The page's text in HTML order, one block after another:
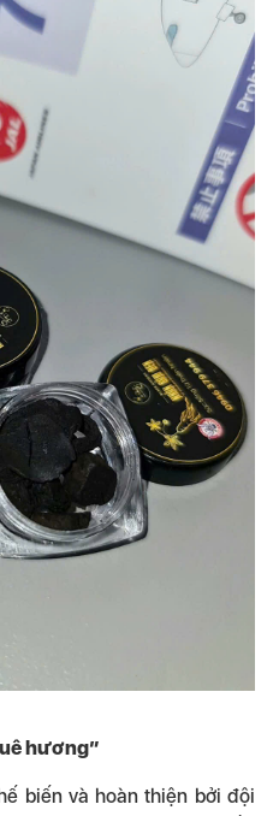
hương”
biến và hoàn thiện bởi đội